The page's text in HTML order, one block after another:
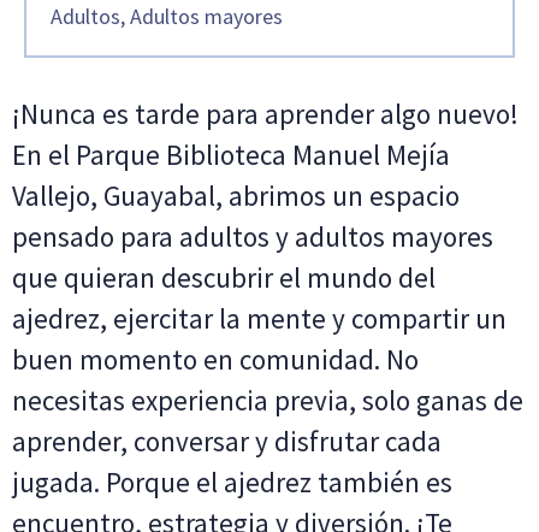
Adultos, Adultos mayores
¡Nunca es tarde para aprender algo nuevo!
En el Parque Biblioteca Manuel Mejía
Vallejo, Guayabal, abrimos un espacio
pensado para adultos y adultos mayores
que quieran descubrir el mundo del
ajedrez, ejercitar la mente y compartir un
buen momento en comunidad. No
necesitas experiencia previa, solo ganas de
aprender, conversar y disfrutar cada
jugada. Porque el ajedrez también es
encuentro, estrategia y diversión. ¡Te